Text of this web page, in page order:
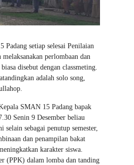
setiap selesai Penilaian
perlombaan dan
disebut dengan classmeting.
adalah solo song,
SMAN 15 Padang bapak
Senin 9 Desember beliau
selain sebagai penutup semester,
dan penampilan bakat
karakter siswa.
(PPK) dalam lomba dan tanding